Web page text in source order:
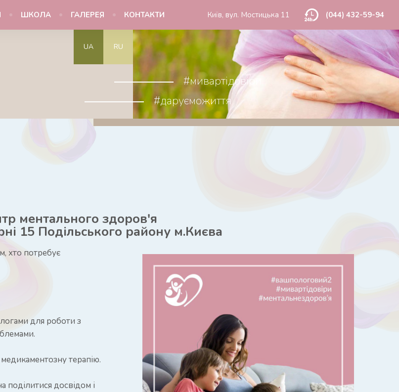
ШКОЛА ГАЛЕРЕЯ КОНТАКТИ Київ, вул. Мостицька 11 (044) 432-59-94
#мивартідовіри
#даруєможиття
UA RU
ментального здоров'я
15 Подільського району м.Києва
хто потребує
для роботи з
терапію.
досвідом і